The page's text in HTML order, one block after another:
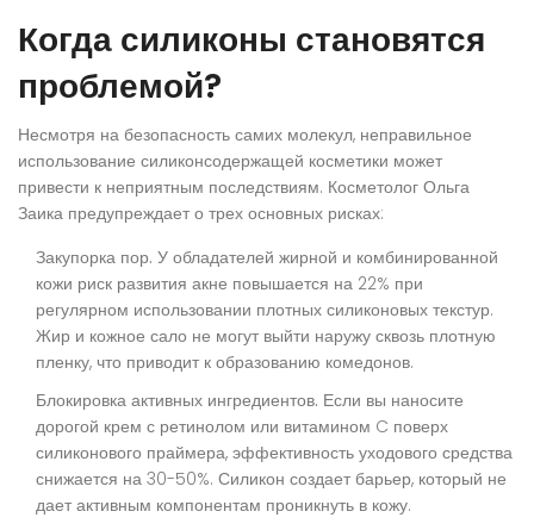
Когда силиконы становятся
проблемой?
Несмотря на безопасность самих молекул, неправильное
использование силиконсодержащей косметики может
привести к неприятным последствиям. Косметолог Ольга
Заика предупреждает о трех основных рисках:
Закупорка пор. У обладателей жирной и комбинированной
кожи риск развития акне повышается на 22% при
регулярном использовании плотных силиконовых текстур.
Жир и кожное сало не могут выйти наружу сквозь плотную
пленку, что приводит к образованию комедонов.
Блокировка активных ингредиентов. Если вы наносите
дорогой крем с ретинолом или витамином C поверх
силиконового праймера, эффективность уходового средства
снижается на 30-50%. Силикон создает барьер, который не
дает активным компонентам проникнуть в кожу.